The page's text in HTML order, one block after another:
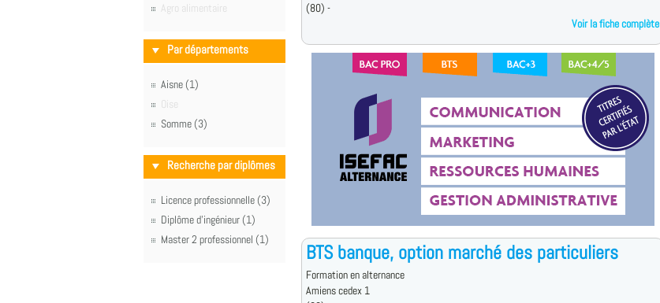
Agro alimentaire
Par départements
Aisne (1)
Oise
Somme (3)
Recherche par diplômes
Licence professionnelle (3)
Diplôme d'ingénieur (1)
Master 2 professionnel (1)
(80) -
Voir la fiche complète
BTS banque, option marché des particuliers
Formation en alternance
Amiens cedex 1